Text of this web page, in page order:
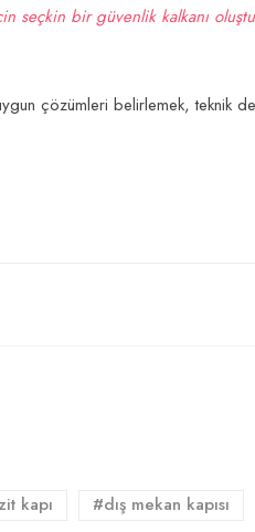
seçkin bir güvenlik kalkanı
çözümleri belirlemek, teknik
kapı #dış mekan kapısı